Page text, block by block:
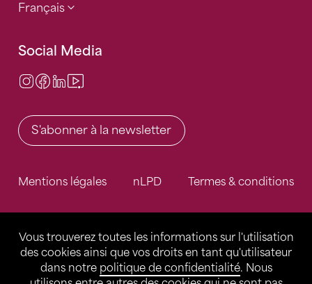
Vous trouverez toutes les informations sur l'utilisation
des cookies ainsi que vos droits en tant qu'utilisateur
dans notre politique de confidentialité. Nous
Français
Social Media
Instagram
Facebook
LinkedIn
S'abonner à la newsletter
Mentions légales nLPD Termes & conditions